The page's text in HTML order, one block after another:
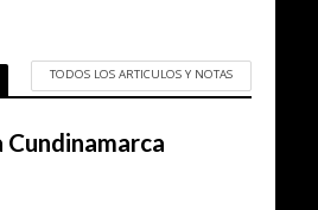
TODOS LOS ARTICULOS Y NOTAS
Cundinamarca